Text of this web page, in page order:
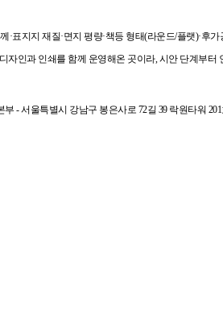
표지지 재질·면지 평량·책등 형태(라운드/플랫)·
인과 인쇄를 함께 운영해온 곳이라, 시안 단계부
부 - 서울특별시 강남구 봉은사로 72길 39 락원타워